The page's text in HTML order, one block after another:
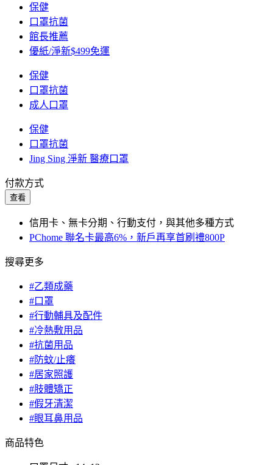
保健
口罩抗菌
館長推薦
優紙/淨新$499免運
保健
口罩抗菌
成人口罩
保健
口罩抗菌
Jing Sing 淨新 醫療口罩
付款方式
查看
信用卡、無卡分期、行動支付，與其他多種方式
PChome 聯名卡最高6%，新戶再享首刷禮800P
搜尋更多
#乙類成藥
#口罩
#行動輔具及配件
#冷熱敷用品
#抗菌用品
#防蚊/止癢
#居家照護
#肢體矯正
#假牙清潔
#眼耳鼻用品
商品特色